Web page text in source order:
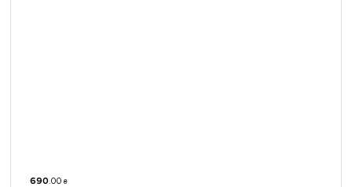
690. 00 ₴